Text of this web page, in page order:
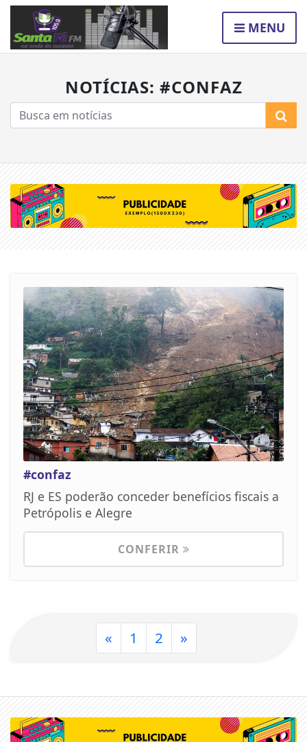
MENU
NOTÍCIAS: #CONFAZ
#confaz
RJ e ES poderão conceder benefícios fiscais a
Petrópolis e Alegre
CONFERIR
« 1 2 »